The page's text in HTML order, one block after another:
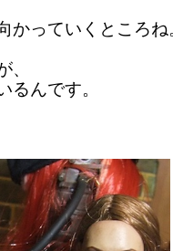
かっていくところね
、
るんです。